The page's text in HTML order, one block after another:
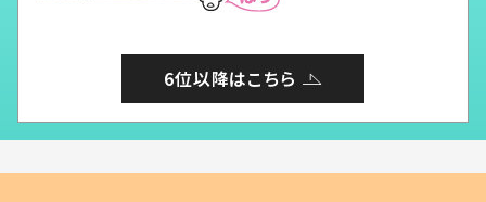
6位以降はこちら